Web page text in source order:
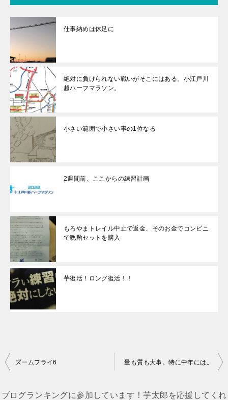
仕事納めは休足に
絶対に負けられない戦いがそこにはある。小江戸川
越ハーフマラソン。
小さい範囲で小さい事の1位なる
2週間前、ここからの練習計画
もろやまトレイル中止で返金、そのお金でコンビニ
で晩酌セットを購入
芋復活！ロング復活！！
投
ナ
ズームフライ6 量も質も大事。特に中年には。
ブログランキングに参加しています！芋太郎を応援してくれ